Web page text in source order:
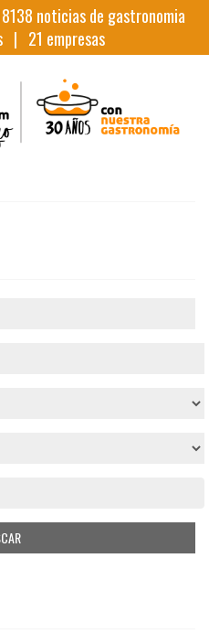
noticias de gastronomia
| 21 empresas